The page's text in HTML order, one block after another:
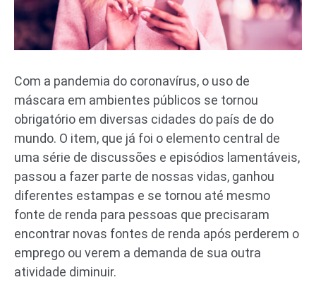
Com a pandemia do coronavírus, o uso de
máscara em ambientes públicos se tornou
obrigatório em diversas cidades do país de do
mundo. O item, que já foi o elemento central de
uma série de discussões e episódios lamentáveis,
passou a fazer parte de nossas vidas, ganhou
diferentes estampas e se tornou até mesmo
fonte de renda para pessoas que precisaram
encontrar novas fontes de renda após perderem o
emprego ou verem a demanda de sua outra
atividade diminuir.